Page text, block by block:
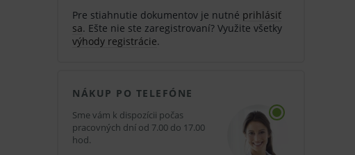
Pre stiahnutie dokumentov je nutné prihlásiť
sa. Ešte nie ste zaregistrovaní? Využite všetky
výhody registrácie.
NÁKUP PO TELEFÓNE
Sme vám k dispozícii počas
pracovných dní od 7.00 do 17.00
hod.